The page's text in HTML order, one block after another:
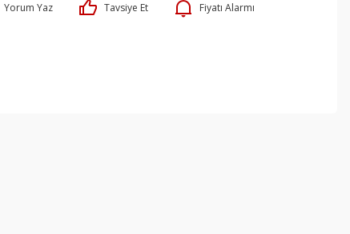
Yorum Yaz Tavsiye Et Fiyatı Alarmı